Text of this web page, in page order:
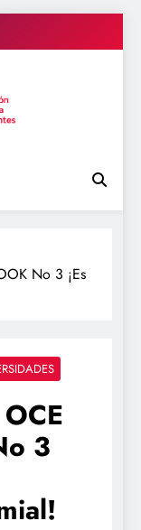
No 3 ¡Es
3